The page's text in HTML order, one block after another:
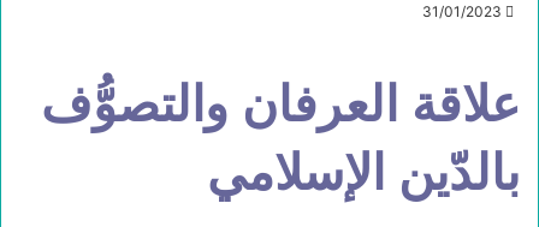
31/01/2023
علاقة العرفان والتصوُّف
بالدّين الإسلامي